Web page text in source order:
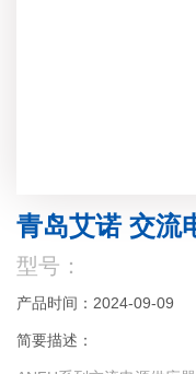
青岛艾诺 交流
型号：
产品时间：2024-09-09
简要描述：